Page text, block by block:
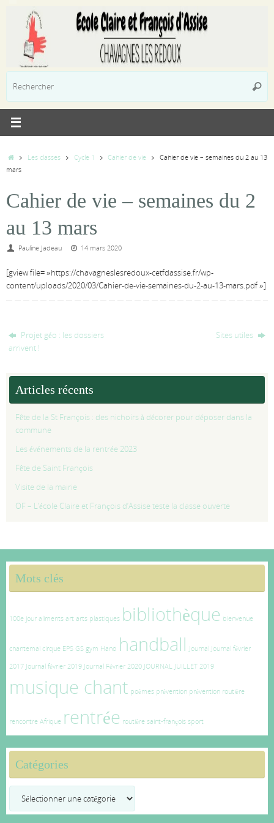
contenu
:
AccueilLes classes Cycle 1 Cahier de vie
Cahier de vie – semaines du 2 au 13
mars
Cahier de vie – semaines du 2
au 13 mars
Pauline Jadeau 14 mars 2020
[gview file= »https://chavagneslesredoux-cetfdassise.fr/wp-
content/uploads/2020/03/Cahier-de-vie-semaines-du-2-au-13-mars.pdf »]
Projet géo : les dossiers
arrivent !
Sites utiles
Articles récents
Fête de la St François : des nichoirs à décorer pour déposer dans la
commune
Les événements de la rentrée 2023
Fête de Saint François
Visite de la mairie
OF – L’école Claire et François d’Assise teste la classe ouverte
Mots clés
100e jour aliments art arts plastiques bibliothèque bienvenue
chantemai cirque EPS GS gym Hand handball Journal Journal février
2017 Journal février 2019 Journal Février 2020 JOURNAL JUILLET 2019
musique chant poèmes prévention prévention routière
rencontre Afrique rentrée routière saint-françois sport
Catégories